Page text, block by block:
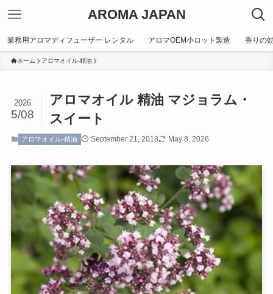
AROMA JAPAN
業務用アロマディフューザー レンタル アロマOEM小ロット製造 香りの
ホーム アロマオイル-精油
アロマオイル 精油 マジョラム・
スイート
2026
5/08
アロマオイル-精油 September 21, 2018 May 8, 2026